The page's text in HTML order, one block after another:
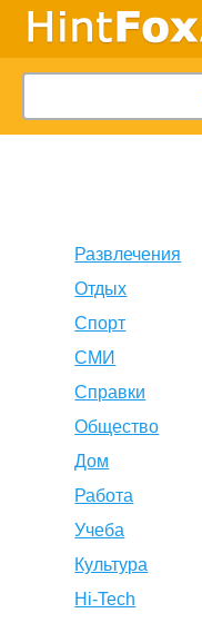
Развлечения
Отдых
Спорт
СМИ
Справки
Общество
Дом
Работа
Учеба
Культура
Hi-Tech